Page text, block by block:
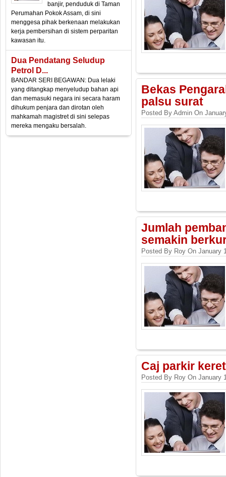
banjir, penduduk di Taman
Perumahan Pokok Assam, di sini
menggesa pihak berkenaan melakukan
kerja pembersihan di sistem perparitan
kawasan itu.
Dua Pendatang Seludup
Petrol D...
BANDAR SERI BEGAWAN: Dua lelaki
yang ditangkap menyeludup bahan api
dan memasuki negara ini secara haram
dihukum penjara dan dirotan oleh
mahkamah magistret di sini selepas
mereka mengaku bersalah.
Bekas
palsu surat
Posted By Admin On
Jumlah
semakin
Posted By Roy On January
Caj parkir
Posted By Roy On January